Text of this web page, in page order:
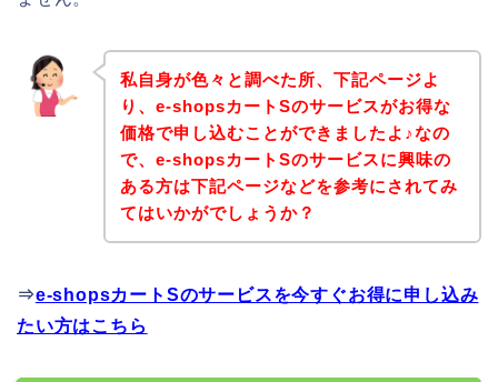
私自身が色々と調べた所、下記ページよ
り、e-shopsカートSのサービスがお得な
価格で申し込むことができましたよ♪なの
で、e-shopsカートSのサービスに興味の
ある方は下記ページなどを参考にされてみ
てはいかがでしょうか？
⇒e-shopsカートSのサービスを今すぐお得に申し込み
たい方はこちら